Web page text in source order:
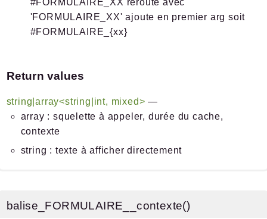
#FORMULAIRE_XX reroute avec
'FORMULAIRE_XX' ajoute en premier arg soit
#FORMULAIRE_{xx}
Return values
string|array<string|int, mixed> —
array : squelette à appeler, durée du cache,
contexte
string : texte à afficher directement
balise_FORMULAIRE__contexte()